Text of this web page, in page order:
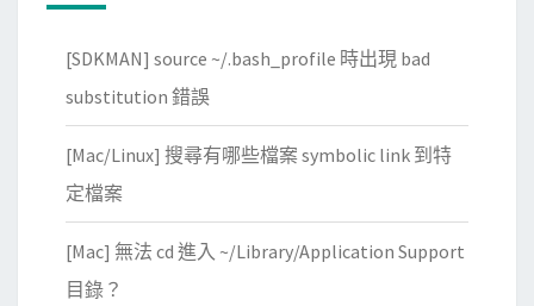
[SDKMAN] source ~/.bash_profile 時出現 bad
substitution 錯誤
[Mac/Linux] 搜尋有哪些檔案 symbolic link 到特
定檔案
[Mac] 無法 cd 進入 ~/Library/Application Support
目錄？